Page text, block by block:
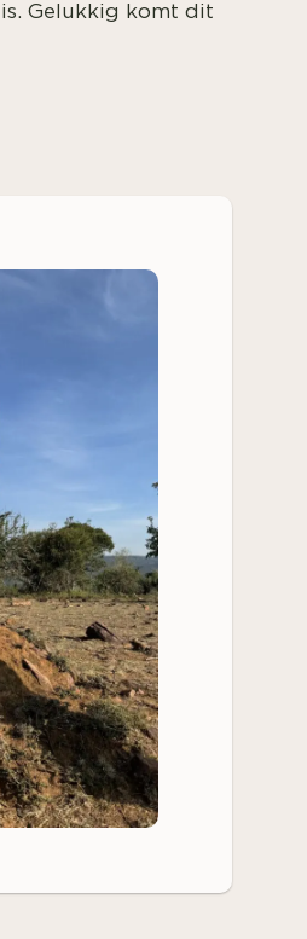
Gelukkig komt dit